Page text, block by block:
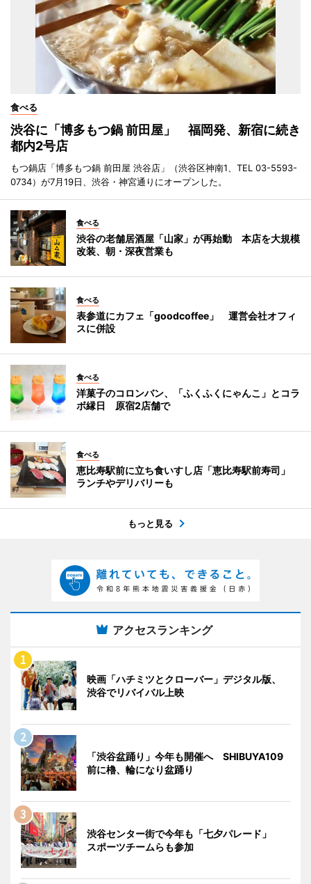
食べる
渋谷に「博多もつ鍋 前田屋」 福岡発、新宿に続き
都内2号店
もつ鍋店「博多もつ鍋 前田屋 渋谷店」（渋谷区神南1、TEL 03-5593-
0734）が7月19日、渋谷・神宮通りにオープンした。
食べる
渋谷の老舗居酒屋「山家」が再始動 本店を大規模
改装、朝・深夜営業も
食べる
表参道にカフェ「goodcoffee」 運営会社オフィ
スに併設
食べる
洋菓子のコロンバン、「ふくふくにゃんこ」とコラ
ボ縁日 原宿2店舗で
食べる
恵比寿駅前に立ち食いすし店「恵比寿駅前寿司」
ランチやデリバリーも
もっと見る
アクセスランキング
映画「ハチミツとクローバー」デジタル版、
渋谷でリバイバル上映
「渋谷盆踊り」今年も開催へ SHIBUYA109
前に櫓、輪になり盆踊り
渋谷センター街で今年も「七夕パレード」
スポーツチームらも参加